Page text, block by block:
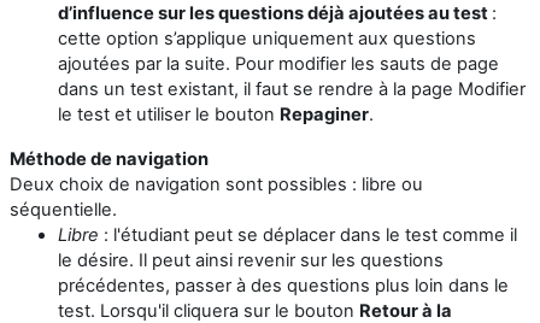
d’influence sur les questions déjà ajoutées au test :
cette option s’applique uniquement aux questions
ajoutées par la suite. Pour modifier les sauts de page
dans un test existant, il faut se rendre à la page Modifier
le test et utiliser le bouton Repaginer.
Méthode de navigation
Deux choix de navigation sont possibles : libre ou
séquentielle.
Libre : l'étudiant peut se déplacer dans le test comme il
le désire. Il peut ainsi revenir sur les questions
précédentes, passer à des questions plus loin dans le
test. Lorsqu'il cliquera sur le bouton Retour à la